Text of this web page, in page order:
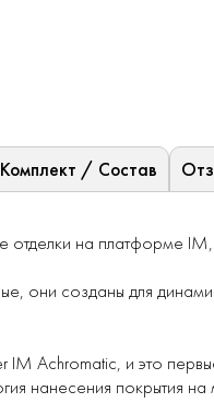
Комплект / Состав
отделки на платформе IM,
они созданы для
IM Achromatic, и это
нанесения покрытия